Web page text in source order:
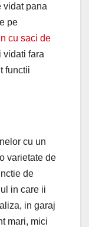
vidat pana
pe
cu saci de
vidati fara
functii
cu un
varietate de
de
in care ii
in garaj
mari, mici